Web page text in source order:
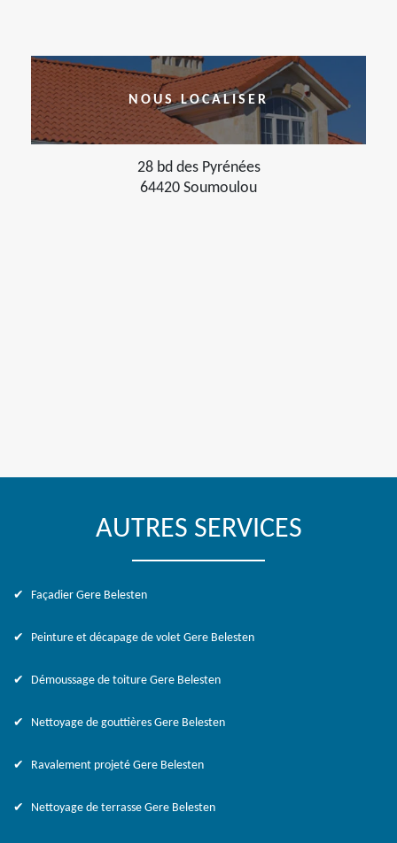
NOUS LOCALISER
28 bd des Pyrénées
64420 Soumoulou
AUTRES SERVICES
Façadier Gere Belesten
Peinture et décapage de volet Gere Belesten
Démoussage de toiture Gere Belesten
Nettoyage de gouttières Gere Belesten
Ravalement projeté Gere Belesten
Nettoyage de terrasse Gere Belesten